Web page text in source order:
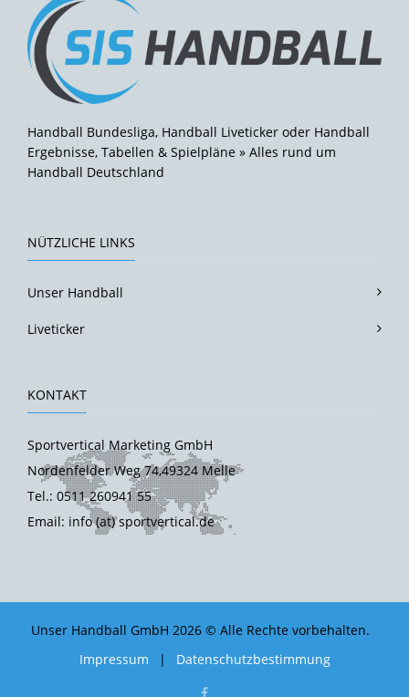
Handball Bundesliga, Handball Liveticker oder Handball
Ergebnisse, Tabellen & Spielpläne » Alles rund um
Handball Deutschland
NÜTZLICHE LINKS
Unser Handball
Liveticker
KONTAKT
Sportvertical Marketing GmbH
Nordenfelder Weg 74,49324 Melle
Tel.: 0511 260941 55
Email: info (at) sportvertical.de
Unser Handball GmbH 2026 © Alle Rechte vorbehalten.
Impressum
| Datenschutzbestimmung